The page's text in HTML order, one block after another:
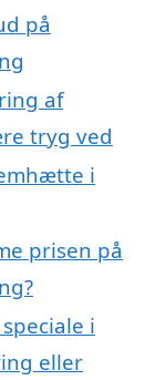
på
af
tryg ved
i
prisen på
i
eller